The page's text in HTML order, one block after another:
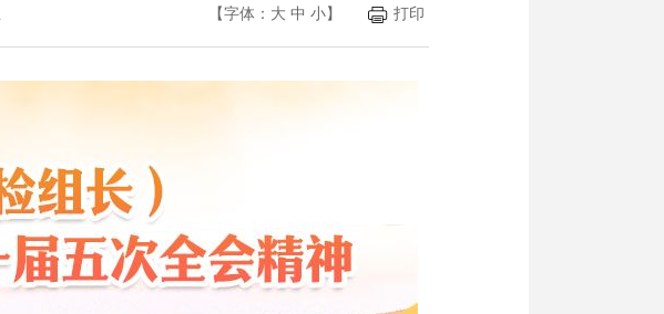
【字体： 大 中 小】 打印